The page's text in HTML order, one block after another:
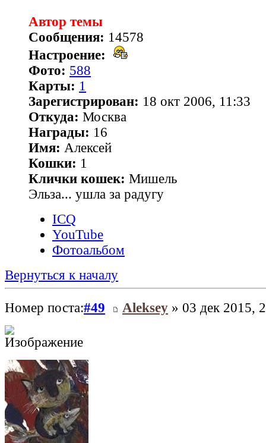
Автор темы
Сообщения: 14578
Настроение:
Фото: 588
Карты: 1
Зарегистрирован: 18 окт 2006, 11:33
Откуда: Москва
Награды: 16
Имя: Алексей
Кошки: 1
Клички кошек: Мишель
Эльза... ушла за радугу
ICQ
YouTube
Фотоальбом
Вернуться к началу
Номер поста:#49 Aleksey » 03 дек 2015,